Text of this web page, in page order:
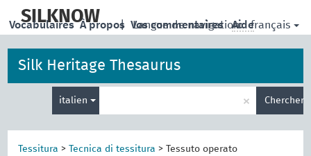
main
SILKNOW | Langue de navigation: français
Vocabulaires À propos Vos commentaires Aide
Silk Heritage Thesaurus
italien
de
recherche
× Chercher
Tessitura > Tecnica di tessitura > Tessuto operato